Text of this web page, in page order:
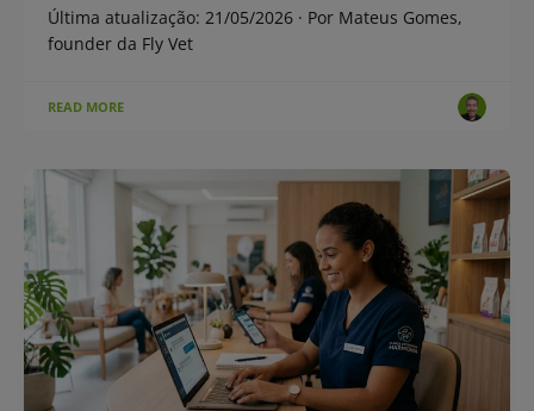
Última atualização: 21/05/2026 · Por Mateus Gomes,
founder da Fly Vet
READ MORE